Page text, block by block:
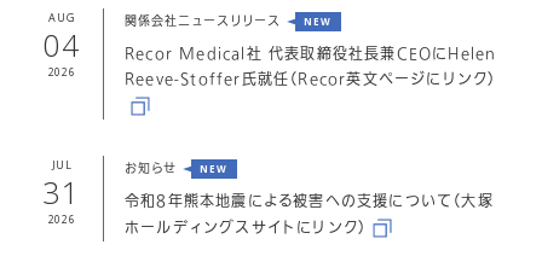
患者さんとご家族の皆様へ
治療抵抗性高血圧とは？
治療抵抗性高血圧の治療法
AUG
04
2026
関係会社ニュースリリース
Recor Medical社 代表取締役社長兼CEOにHelen
Reeve-Stoffer氏就任（Recor英文ページにリンク）
JUL
31
2026
お知らせ
令和8年熊本地震による被害への支援について（大塚
ホールディングスサイトにリンク）